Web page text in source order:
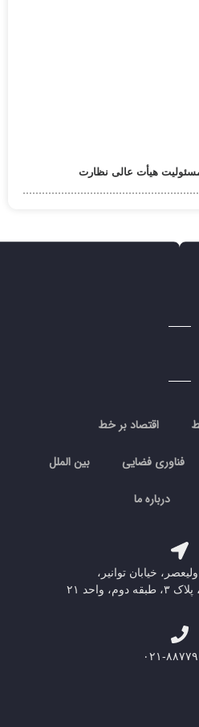
هیأت عالی نظارت
اقتصاد بر خط
فناوری فضایی بین الملل
درباره ما
خیابان توانیر،
واحد ۲۱
۸۸۷۷۹۰۰۴